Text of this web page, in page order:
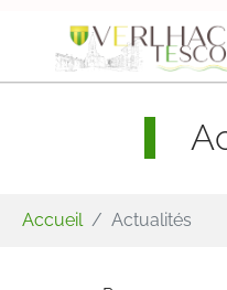
Accueil Actualités